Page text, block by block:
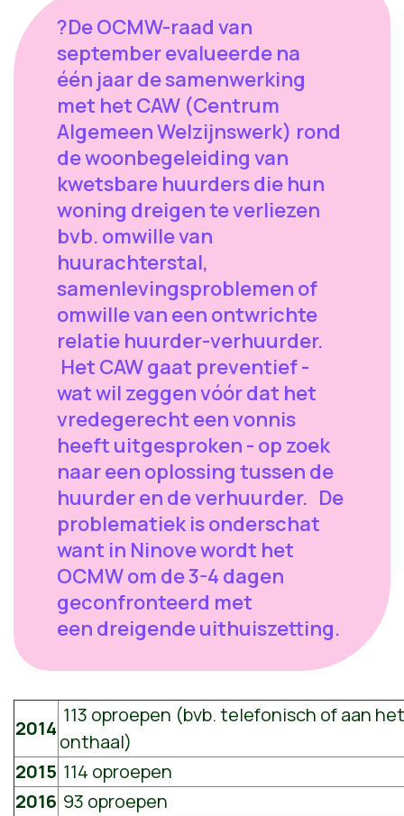
?De OCMW-raad van
september evalueerde na
één jaar de samenwerking
met het CAW (Centrum
Algemeen Welzijnswerk) rond
de woonbegeleiding van
kwetsbare huurders die hun
woning dreigen te verliezen
bvb. omwille van
huurachterstal,
samenlevingsproblemen of
omwille van een ontwrichte
relatie huurder-verhuurder.
Het CAW gaat preventief -
wat wil zeggen vóór dat het
vredegerecht een vonnis
heeft uitgesproken - op zoek
naar een oplossing tussen de
huurder en de verhuurder. De
problematiek is onderschat
want in Ninove wordt het
OCMW om de 3-4 dagen
geconfronteerd met
een dreigende uithuiszetting.
2014
113 oproepen (bvb. telefonisch of aan het
onthaal)
2015 114 oproepen
2016 93 oproepen